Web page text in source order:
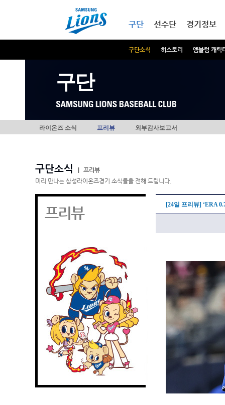
구단
구단소식 히스토리 엠블럼 캐릭
선수단 경기정보
구단
라이온즈 소식 프리뷰 외부감사보고서
구단소식
프리뷰
미리 만나는 삼성라이온즈경기 소식들을 전해 드립니다.
프리뷰 [24일 프리뷰] ‘ERA